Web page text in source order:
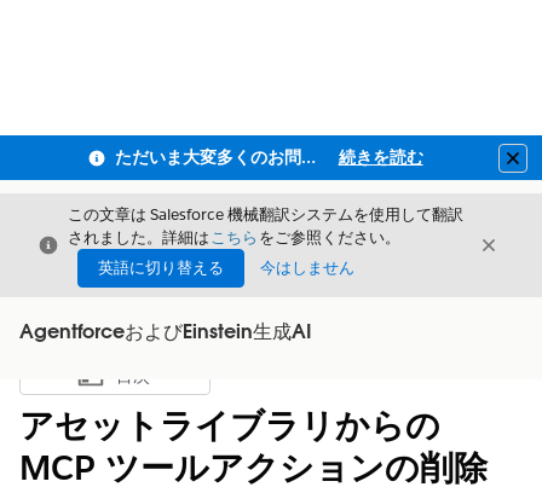
ただいま大変多くのお問い合わせをいただいており、ご連絡までにお時間を頂戴しております 続きを読む
閉じる
この文章は Salesforce 機械翻訳システムを使用して翻訳
されました。詳細はこちら をご参照ください。
英語に切り替える
今はしません
閉じる
AgentforceおよびEinstein生成AI
目次を表示
目次
アセットライブラリからの
MCP ツールアクションの削除